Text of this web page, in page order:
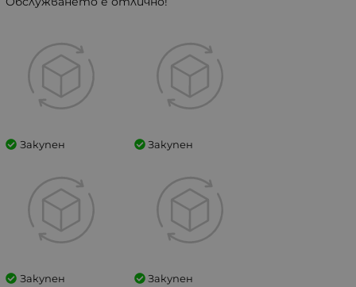
Закупен Закупен
Закупен Закупен